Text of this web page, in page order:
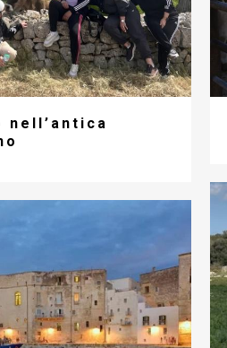
nell’antica